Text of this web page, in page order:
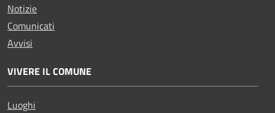
Notizie
Comunicati
Avvisi
VIVERE IL COMUNE
Luoghi